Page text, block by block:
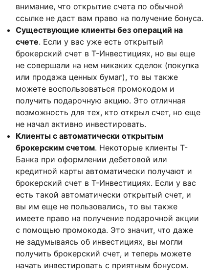
внимание, что открытие счета по обычной
ссылке не даст вам право на получение бонуса.
Существующие клиенты без операций на
счете. Если у вас уже есть открытый
брокерский счет в Т-Инвестициях, но вы еще
не совершали на нем никаких сделок (покупка
или продажа ценных бумаг), то вы также
можете воспользоваться промокодом и
получить подарочную акцию. Это отличная
возможность для тех, кто открыл счет, но еще
не начал активно инвестировать.
Клиенты с автоматически открытым
брокерским счетом. Некоторые клиенты Т-
Банка при оформлении дебетовой или
кредитной карты автоматически получают и
брокерский счет в Т-Инвестициях. Если у вас
есть такой автоматически открытый счет, и
вы им еще не пользовались, то вы также
имеете право на получение подарочной акции
с помощью промокода. Это значит, что даже
не задумываясь об инвестициях, вы могли
получить брокерский счет, и теперь можете
начать инвестировать с приятным бонусом.